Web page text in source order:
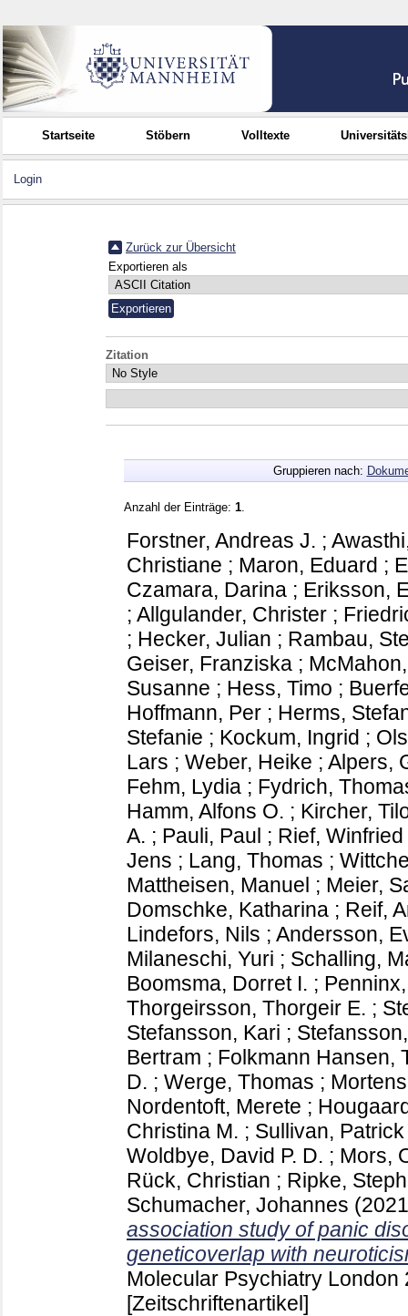
Startseite Stöbern Volltexte
Login
Zurück zur Übersicht
Exportieren als
Zitation
Gruppieren nach:
Anzahl der Einträge: 1
Forstner, Andreas J. ;
Christiane ; Maron, Eduard ;
Czamara, Darina ; Eriksson,
; Allgulander, Christer ;
; Hecker, Julian ; Rambau,
Geiser, Franziska ;
Susanne ; Hess, Timo ;
Hoffmann, Per ; Herms,
Stefanie ; Kockum, Ingrid ;
Lars ; Weber, Heike ; Alpers,
Fehm, Lydia ; Fydrich,
Hamm, Alfons O. ; Kircher,
A. ; Pauli, Paul ; Rief, Winfried
Jens ; Lang, Thomas ;
Mattheisen, Manuel ; Meier,
Domschke, Katharina ; Reif,
Lindefors, Nils ; Andersson,
Milaneschi, Yuri ; Schalling,
Boomsma, Dorret I. ;
Thorgeirsson, Thorgeir E. ;
Stefansson, Kari ;
Bertram ; Folkmann Hansen,
D. ; Werge, Thomas ;
Nordentoft, Merete ;
Christina M. ; Sullivan, Patrick
Woldbye, David P. D. ; Mors,
Rück, Christian ; Ripke,
Schumacher, Johannes
association study of panic
geneticoverlap with
Molecular Psychiatry London
[Zeitschriftenartikel]